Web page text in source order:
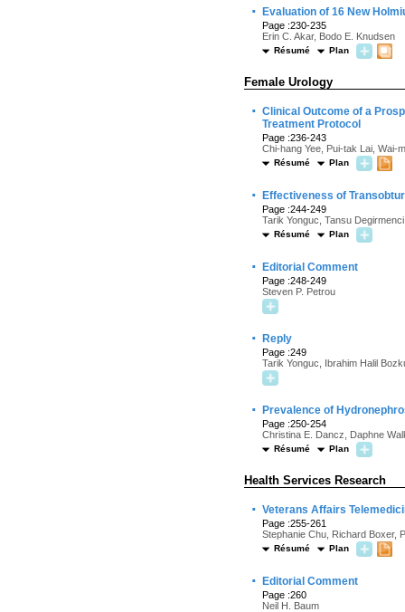
· Evaluation of 16 New
Page :230-235
Erin C. Akar, Bodo E. Knudsen
Résumé Plan
Female Urology
· Clinical Outcome of a
Treatment Protocol
Page :236-243
Chi-hang Yee, Pui-tak Lai, Wai-
Résumé Plan
· Effectiveness of
Page :244-249
Tarik Yonguc, Tansu
Résumé Plan
· Editorial Comment
Page :248-249
Steven P. Petrou
· Reply
Page :249
Tarik Yonguc, Ibrahim Halil
· Prevalence of
Page :250-254
Christina E. Dancz, Daphne
Résumé Plan
Health Services Research
· Veterans Affairs
Page :255-261
Stephanie Chu, Richard Boxer,
Résumé Plan
· Editorial Comment
Page :260
Neil H. Baum